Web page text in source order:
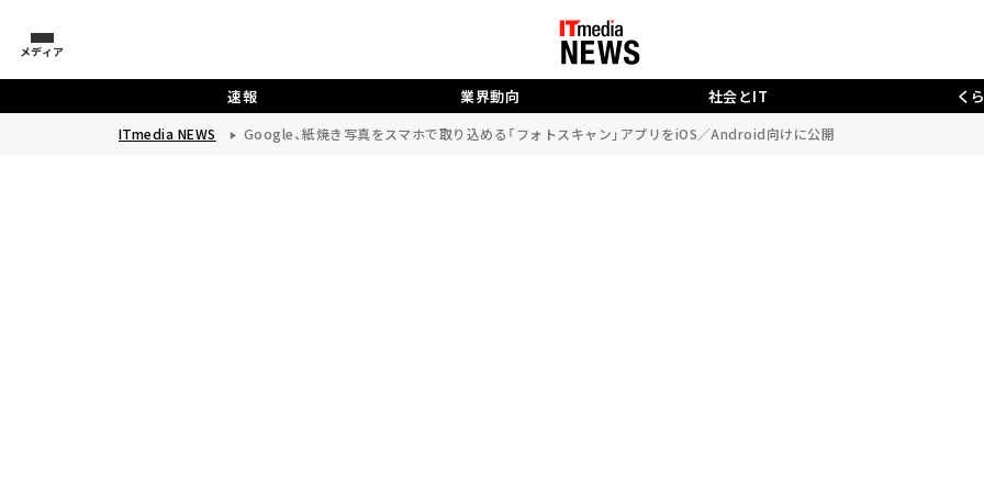
メディア
速報 業界動向 社会とIT く
ITmedia NEWS Google、紙焼き写真をスマホで取り込める「フォトスキャン」アプリをiOS／Android向けに公開